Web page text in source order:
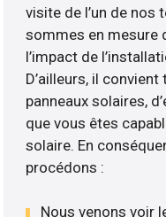
visite de l’un de nos
sommes en mesure
l’impact de
D’ailleurs, il
panneaux solaires,
que vous êtes
solaire. En
procédons :
Nous venons voir